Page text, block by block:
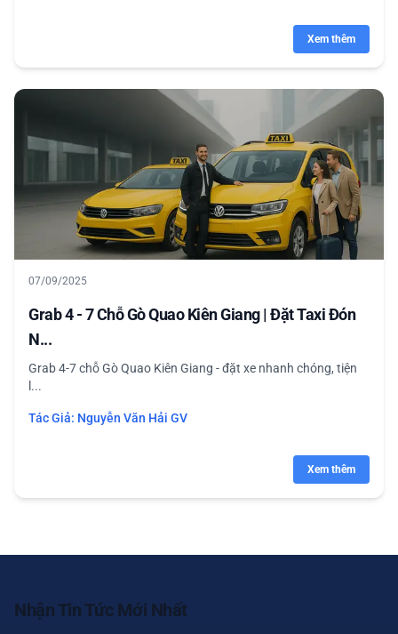
Xem thêm
07/09/2025
Grab 4 - 7 Chỗ Gò Quao Kiên Giang | Đặt Taxi Đón
N...
Grab 4-7 chỗ Gò Quao Kiên Giang - đặt xe nhanh chóng, tiện
l...
Tác Giả: Nguyễn Văn Hải GV
Xem thêm
Nhận Tin Tức Mới Nhất